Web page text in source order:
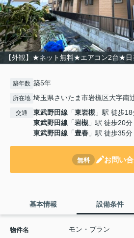
【外観】★ネット無料★エアコン2台★
築年数 築5年
所在地 埼玉県さいたま市岩槻区大字南
交通 東武野田線 「東岩槻 」駅 徒歩
東武野田線 「岩槻 」駅 徒歩20分
東武野田線 「豊春 」駅 徒歩35分
無料 お問い
基本情報 設備条件
物件名 モン・ブラン